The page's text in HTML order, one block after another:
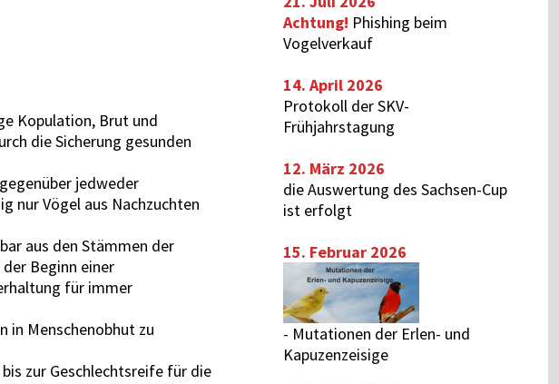
Kopulation, Brut und
die Sicherung gesunden
jedweder
nur Vögel aus Nachzuchten
aus den Stämmen der
Beginn einer
für immer
in Menschenobhut zu
zur Geschlechtsreife für die
Achtung! Phishing beim
Vogelverkauf
14. April 2026
Protokoll der SKV-
Frühjahrstagung
12. März 2026
die Auswertung desSachsen-Cup
ist erfolgt
15. Februar 2026
- Mutationen der Erlen- und
Kapuzenzeisige